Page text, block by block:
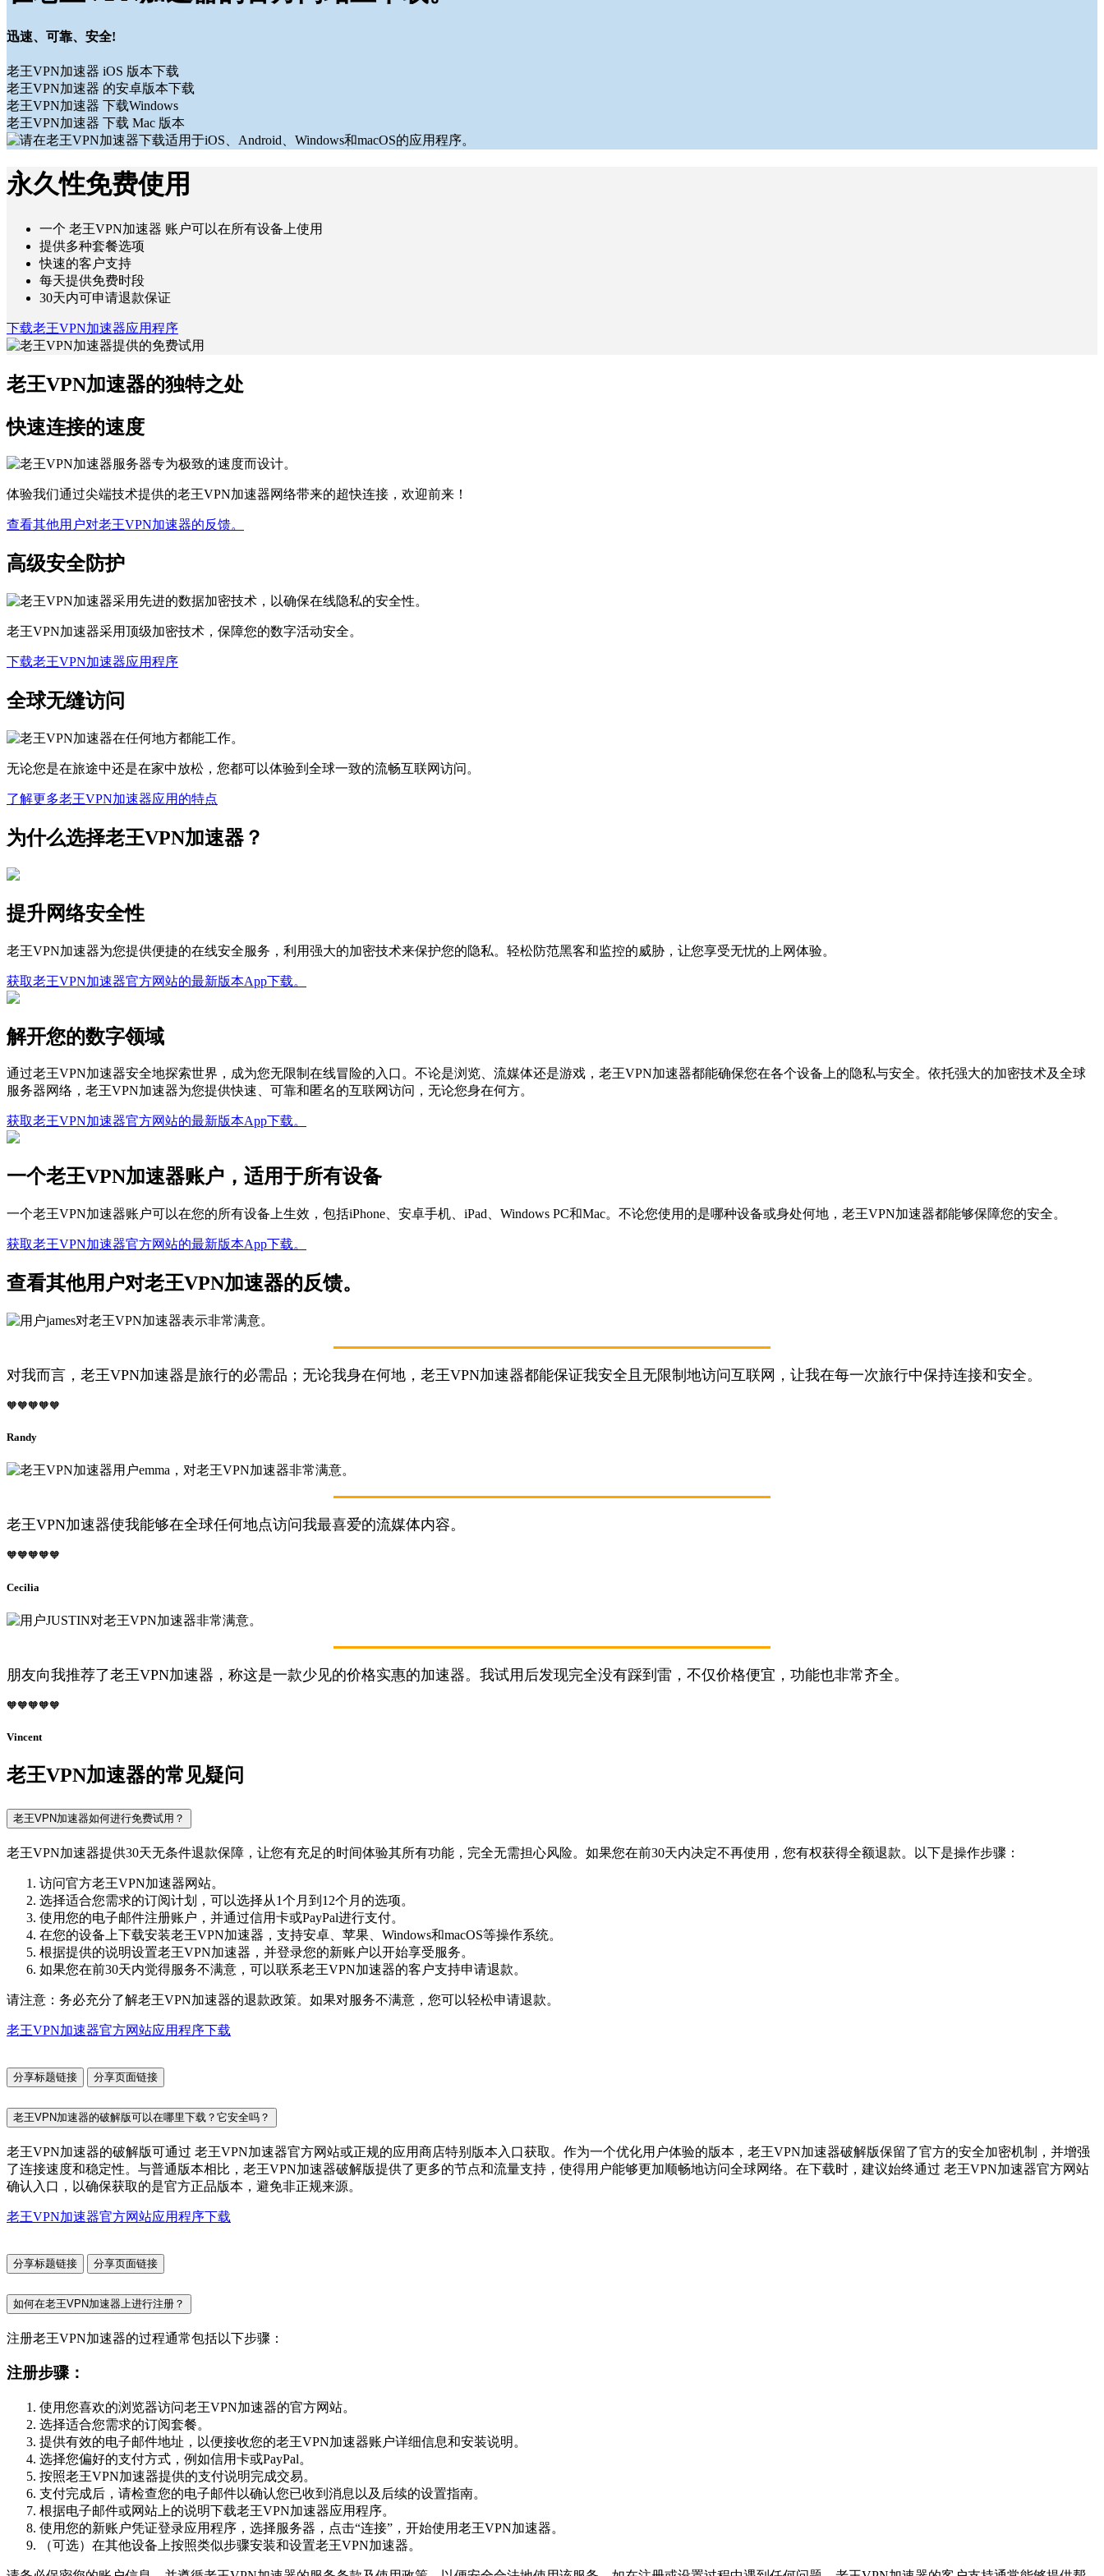
迅速、可靠、安全!
老王VPN加速器 iOS 版本下载
老王VPN加速器 的安卓版本下载
老王VPN加速器 下载Windows
老王VPN加速器 下载 Mac 版本
永久性免费使用
一个 老王VPN加速器 账户可以在所有设备上使用
提供多种套餐选项
快速的客户支持
每天提供免费时段
30天内可申请退款保证
下载老王VPN加速器应用程序
老王VPN加速器的独特之处
快速连接的速度
体验我们通过尖端技术提供的老王VPN加速器网络带来的超快连接，欢迎前来！
查看其他用户对老王VPN加速器的反馈。
高级安全防护
老王VPN加速器采用顶级加密技术，保障您的数字活动安全。
下载老王VPN加速器应用程序
全球无缝访问
无论您是在旅途中还是在家中放松，您都可以体验到全球一致的流畅互联网访问。
了解更多老王VPN加速器应用的特点
为什么选择老王VPN加速器？
提升网络安全性
老王VPN加速器为您提供便捷的在线安全服务，利用强大的加密技术来保护您的隐私。轻松防范黑客和监控的威胁，让您享受无忧的上网体验。
获取老王VPN加速器官方网站的最新版本App下载。
解开您的数字领域
通过老王VPN加速器安全地探索世界，成为您无限制在线冒险的入口。不论是浏览、流媒体还是游戏，老王VPN加速器都能确保您在各个设备上的隐私与安全。依托强大的加密技术及全球
服务器网络，老王VPN加速器为您提供快速、可靠和匿名的互联网访问，无论您身在何方。
获取老王VPN加速器官方网站的最新版本App下载。
一个老王VPN加速器账户，适用于所有设备
一个老王VPN加速器账户可以在您的所有设备上生效，包括iPhone、安卓手机、iPad、Windows PC和Mac。不论您使用的是哪种设备或身处何地，老王VPN加速器都能够保障您的安全。
获取老王VPN加速器官方网站的最新版本App下载。
查看其他用户对老王VPN加速器的反馈。
对我而言，老王VPN加速器是旅行的必需品；无论我身在何地，老王VPN加速器都能保证我安全且无限制地访问互联网，让我在每一次旅行中保持连接和安全。
🧡🧡🧡🧡🧡
Randy
老王VPN加速器使我能够在全球任何地点访问我最喜爱的流媒体内容。
🧡🧡🧡🧡🧡
Cecilia
朋友向我推荐了老王VPN加速器，称这是一款少见的价格实惠的加速器。我试用后发现完全没有踩到雷，不仅价格便宜，功能也非常齐全。
🧡🧡🧡🧡🧡
Vincent
老王VPN加速器的常见疑问
老王VPN加速器如何进行免费试用？
老王VPN加速器提供30天无条件退款保障，让您有充足的时间体验其所有功能，完全无需担心风险。如果您在前30天内决定不再使用，您有权获得全额退款。以下是操作步骤：
访问官方老王VPN加速器网站。
选择适合您需求的订阅计划，可以选择从1个月到12个月的选项。
使用您的电子邮件注册账户，并通过信用卡或PayPal进行支付。
在您的设备上下载安装老王VPN加速器，支持安卓、苹果、Windows和macOS等操作系统。
根据提供的说明设置老王VPN加速器，并登录您的新账户以开始享受服务。
如果您在前30天内觉得服务不满意，可以联系老王VPN加速器的客户支持申请退款。
请注意：务必充分了解老王VPN加速器的退款政策。如果对服务不满意，您可以轻松申请退款。
老王VPN加速器官方网站应用程序下载
分享标题链接 分享页面链接
老王VPN加速器的破解版可以在哪里下载？它安全吗？
老王VPN加速器的破解版可通过 老王VPN加速器官方网站或正规的应用商店特别版本入口获取。作为一个优化用户体验的版本，老王VPN加速器破解版保留了官方的安全加密机制，并增强
了连接速度和稳定性。与普通版本相比，老王VPN加速器破解版提供了更多的节点和流量支持，使得用户能够更加顺畅地访问全球网络。在下载时，建议始终通过 老王VPN加速器官方网站
确认入口，以确保获取的是官方正品版本，避免非正规来源。
老王VPN加速器官方网站应用程序下载
分享标题链接 分享页面链接
如何在老王VPN加速器上进行注册？
注册老王VPN加速器的过程通常包括以下步骤：
注册步骤：
使用您喜欢的浏览器访问老王VPN加速器的官方网站。
选择适合您需求的订阅套餐。
提供有效的电子邮件地址，以便接收您的老王VPN加速器账户详细信息和安装说明。
选择您偏好的支付方式，例如信用卡或PayPal。
按照老王VPN加速器提供的支付说明完成交易。
支付完成后，请检查您的电子邮件以确认您已收到消息以及后续的设置指南。
根据电子邮件或网站上的说明下载老王VPN加速器应用程序。
使用您的新账户凭证登录应用程序，选择服务器，点击“连接”，开始使用老王VPN加速器。
（可选）在其他设备上按照类似步骤安装和设置老王VPN加速器。